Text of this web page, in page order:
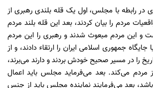
در رابطه با مجلس، اول یک قله بلندی رهبری از
مردم را بیان کردند، بعد این قله بلند مردم
و این مردم مبعوث شدند و رهبری را این مردم
جمهوری اسلامی ایران را ارتقاء دادند، و از
را در مسیر صحیح خودش بردند و دارند می‌برند،
مردم می‌کند. بعد می‌فرماید مجلس باید اعمال
باشد، بعد می‌فرمایند نماینده مجلس باید از جنس